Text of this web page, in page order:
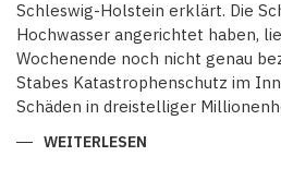
Schleswig-Holstein erklärt. Die
Hochwasser angerichtet haben,
Wochenende noch nicht genau
Stabes Katastrophenschutz im
Schäden in dreistelliger
WEITERLESEN